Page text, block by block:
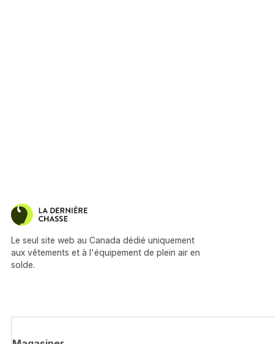
Le seul site web au Canada dédié uniquement
aux vêtements et à l'équipement de plein air en
solde.